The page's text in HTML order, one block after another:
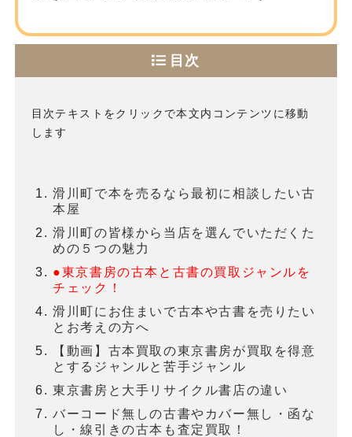
目次
目次テキストをクリックで本文内コンテンツに移動
します
滑川町で本を売るなら最初に相談したい古
本屋
滑川町の皆様から当店を選んでいただくた
めの５つの魅力
●東京書房の古本と古書の買取ジャンルを
チェック！
滑川町にお住まいで古本や古書を売りたい
とお考えの方へ
【動画】古本買取の東京書房が買取を得意
とするジャンルと苦手ジャンル
東京書房と大手リサイクル書店の違い
バーコード無しの古書やカバー無し・函な
し・線引きの古本も査定買取！